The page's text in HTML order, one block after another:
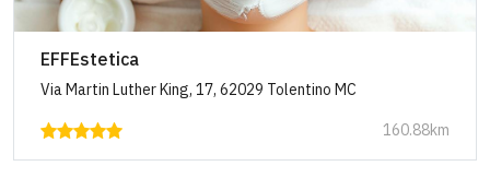
EFFEstetica
Via Martin Luther King, 17, 62029 Tolentino MC
160.88km